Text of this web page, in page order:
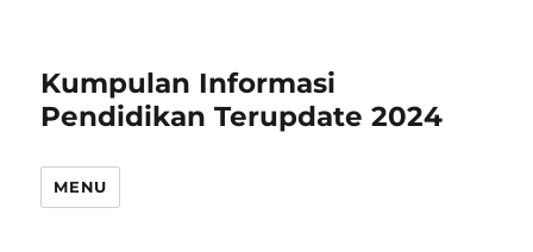
Kumpulan Informasi
Pendidikan Terupdate 2024
MENU